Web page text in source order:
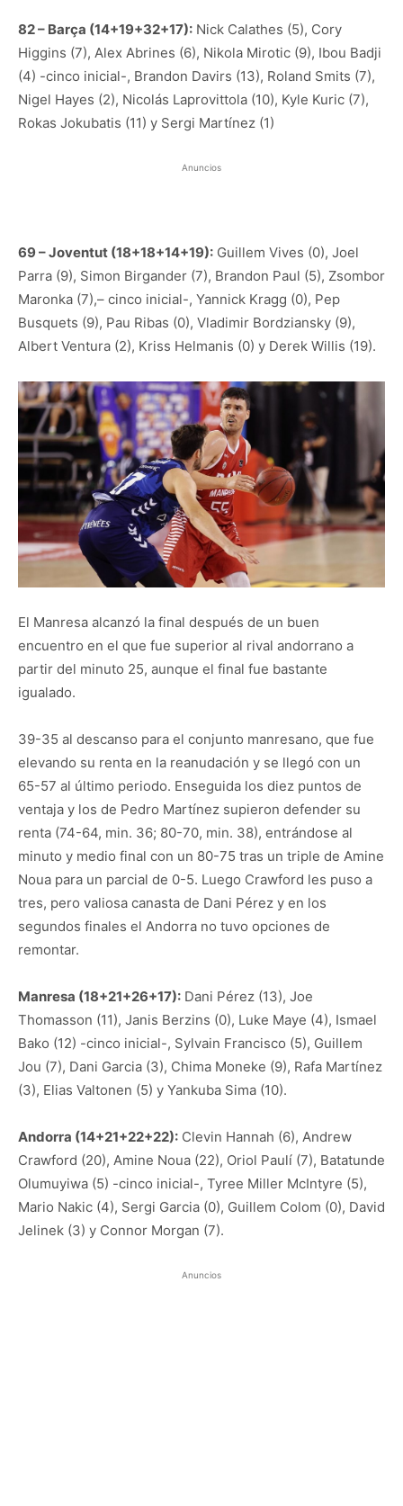
82 – Barça (14+19+32+17): Nick Calathes (5), Cory
Higgins (7), Alex Abrines (6), Nikola Mirotic (9), Ibou Badji
(4) -cinco inicial-, Brandon Davirs (13), Roland Smits (7),
Nigel Hayes (2), Nicolás Laprovittola (10), Kyle Kuric (7),
Rokas Jokubatis (11) y Sergi Martínez (1)
Anuncios
69 – Joventut (18+18+14+19): Guillem Vives (0), Joel
Parra (9), Simon Birgander (7), Brandon Paul (5), Zsombor
Maronka (7),– cinco inicial-, Yannick Kragg (0), Pep
Busquets (9), Pau Ribas (0), Vladimir Bordziansky (9),
Albert Ventura (2), Kriss Helmanis (0) y Derek Willis (19).
El Manresa alcanzó la final después de un buen
encuentro en el que fue superior al rival andorrano a
partir del minuto 25, aunque el final fue bastante
igualado.
39-35 al descanso para el conjunto manresano, que fue
elevando su renta en la reanudación y se llegó con un
65-57 al último periodo. Enseguida los diez puntos de
ventaja y los de Pedro Martínez supieron defender su
renta (74-64, min. 36; 80-70, min. 38), entrándose al
minuto y medio final con un 80-75 tras un triple de Amine
Noua para un parcial de 0-5. Luego Crawford les puso a
tres, pero valiosa canasta de Dani Pérez y en los
segundos finales el Andorra no tuvo opciones de
remontar.
Manresa (18+21+26+17): Dani Pérez (13), Joe
Thomasson (11), Janis Berzins (0), Luke Maye (4), Ismael
Bako (12) -cinco inicial-, Sylvain Francisco (5), Guillem
Jou (7), Dani Garcia (3), Chima Moneke (9), Rafa Martínez
(3), Elias Valtonen (5) y Yankuba Sima (10).
Andorra (14+21+22+22): Clevin Hannah (6), Andrew
Crawford (20), Amine Noua (22), Oriol Paulí (7), Batatunde
Olumuyiwa (5) -cinco inicial-, Tyree Miller McIntyre (5),
Mario Nakic (4), Sergi Garcia (0), Guillem Colom (0), David
Jelinek (3) y Connor Morgan (7).
Anuncios